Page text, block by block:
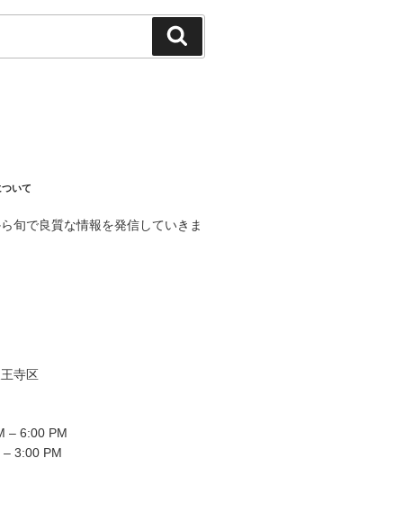
索
いて
旬で良質な情報を発信していきま
寺区
– 6:00 PM
– 3:00 PM